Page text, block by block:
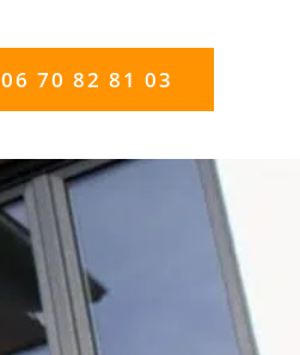
06 70 82 81 03